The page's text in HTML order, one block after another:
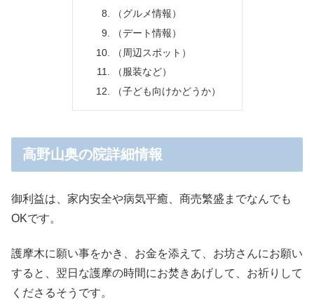
（グルメ情報）
（デート情報）
（周辺スポット）
（服装など）
（子ども向けかどうか）
高野山奥の院詳細情報
御利益は、家内安全や病気平癒、商売繁盛までなんでも
OKです。
護摩木に願い事をかき、お金を添えて、お坊さんにお願い
すると、翌日な護摩の時間にお焚きあげして、お祈りして
くださるそうです。